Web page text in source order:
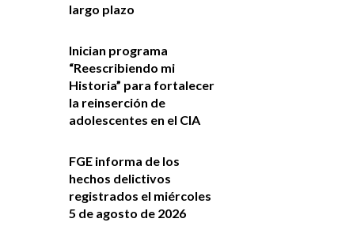
largo plazo
Inician programa
“Reescribiendo mi
Historia” para fortalecer
la reinserción de
adolescentes en el CIA
FGE informa de los
hechos delictivos
registrados el miércoles
5 de agosto de 2026